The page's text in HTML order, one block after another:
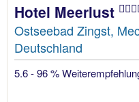
Hotel Meerlust
Ostseebad Zingst,
Deutschland
5.6 - 96 %